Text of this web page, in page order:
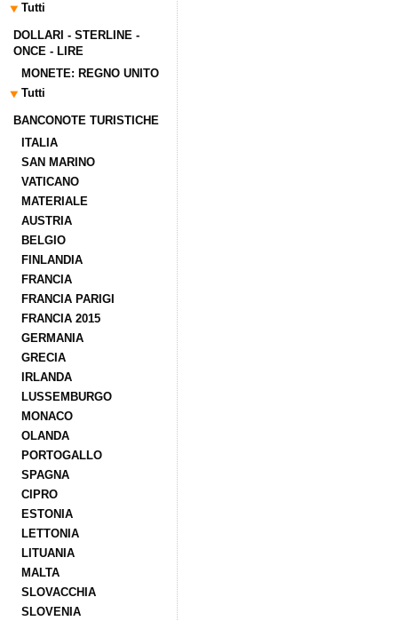
Tutti
DOLLARI - STERLINE -
ONCE - LIRE
MONETE: REGNO UNITO
Tutti
BANCONOTE TURISTICHE
ITALIA
SAN MARINO
VATICANO
MATERIALE
AUSTRIA
BELGIO
FINLANDIA
FRANCIA
FRANCIA PARIGI
FRANCIA 2015
GERMANIA
GRECIA
IRLANDA
LUSSEMBURGO
MONACO
OLANDA
PORTOGALLO
SPAGNA
CIPRO
ESTONIA
LETTONIA
LITUANIA
MALTA
SLOVACCHIA
SLOVENIA